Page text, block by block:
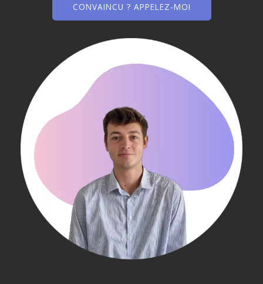
CONVAINCU ? APPELEZ-MOI